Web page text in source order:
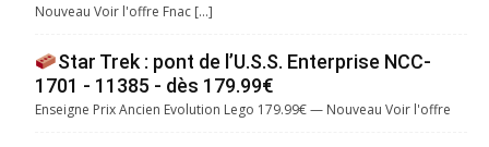
Nouveau Voir l'offre Fnac […]
Star Trek : pont de l’U.S.S. Enterprise NCC-
1701 - 11385 - dès 179.99€
Enseigne Prix Ancien Evolution Lego 179.99€ — Nouveau Voir l'offre